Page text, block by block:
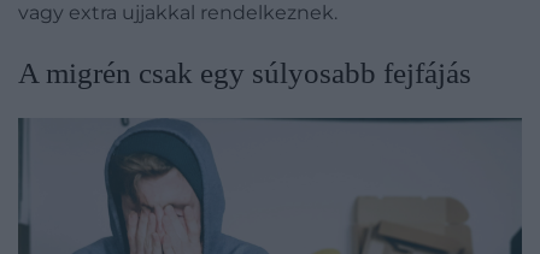
vagy extra ujjakkal rendelkeznek.
A migrén csak egy súlyosabb fejfájás